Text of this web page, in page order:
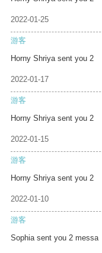
2022-01-25
游客
Horny Shriya sent you 2
2022-01-17
游客
Horny Shriya sent you 2
2022-01-15
游客
Horny Shriya sent you 2
2022-01-10
游客
Sophia sent you 2 messa